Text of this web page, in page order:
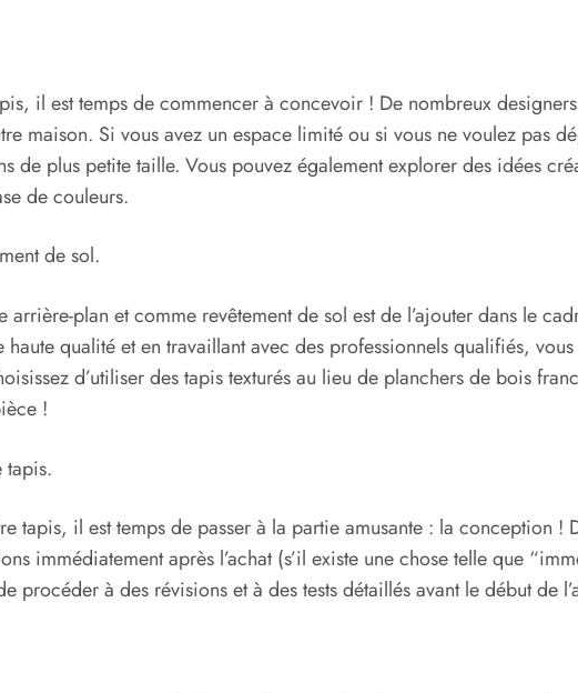
il est temps de commencer à concevoir ! De nombreux
maison. Si vous avez un espace limité ou si vous ne voulez pas
de plus petite taille. Vous pouvez également explorer des idées
de couleurs.
de sol.
plan et comme revêtement de sol est de l’ajouter dans le
qualité et en travaillant avec des professionnels qualifiés,
d’utiliser des tapis texturés au lieu de planchers de bois
!
tapis.
tapis, il est temps de passer à la partie amusante : la conception !
immédiatement après l’achat (s’il existe une chose telle que
procéder à des révisions et à des tests détaillés avant le début de